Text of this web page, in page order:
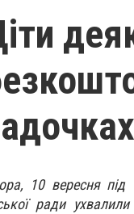
10 вересня під
ради